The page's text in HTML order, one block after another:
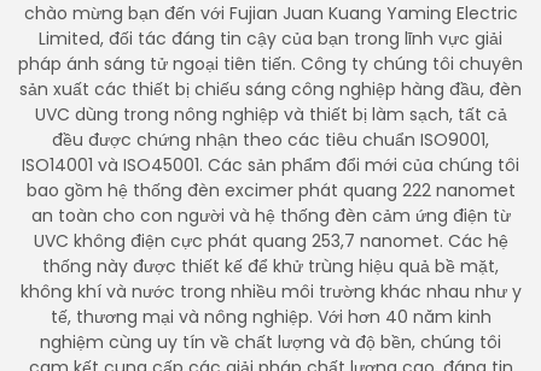
chào mừng bạn đến với Fujian Juan Kuang Yaming Electric
Limited, đối tác đáng tin cậy của bạn trong lĩnh vực giải
pháp ánh sáng tử ngoại tiên tiến. Công ty chúng tôi chuyên
sản xuất các thiết bị chiếu sáng công nghiệp hàng đầu, đèn
UVC dùng trong nông nghiệp và thiết bị làm sạch, tất cả
đều được chứng nhận theo các tiêu chuẩn ISO9001,
ISO14001 và ISO45001. Các sản phẩm đổi mới của chúng tôi
bao gồm hệ thống đèn excimer phát quang 222 nanomet
an toàn cho con người và hệ thống đèn cảm ứng điện từ
UVC không điện cực phát quang 253,7 nanomet. Các hệ
thống này được thiết kế để khử trùng hiệu quả bề mặt,
không khí và nước trong nhiều môi trường khác nhau như y
tế, thương mại và nông nghiệp. Với hơn 40 năm kinh
nghiệm cùng uy tín về chất lượng và độ bền, chúng tôi